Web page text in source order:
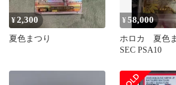
¥2,300
夏色まつり
¥58,000
ホロカ 夏色
SEC PSA10